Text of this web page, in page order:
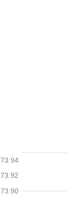
73.90
73.92
73.94